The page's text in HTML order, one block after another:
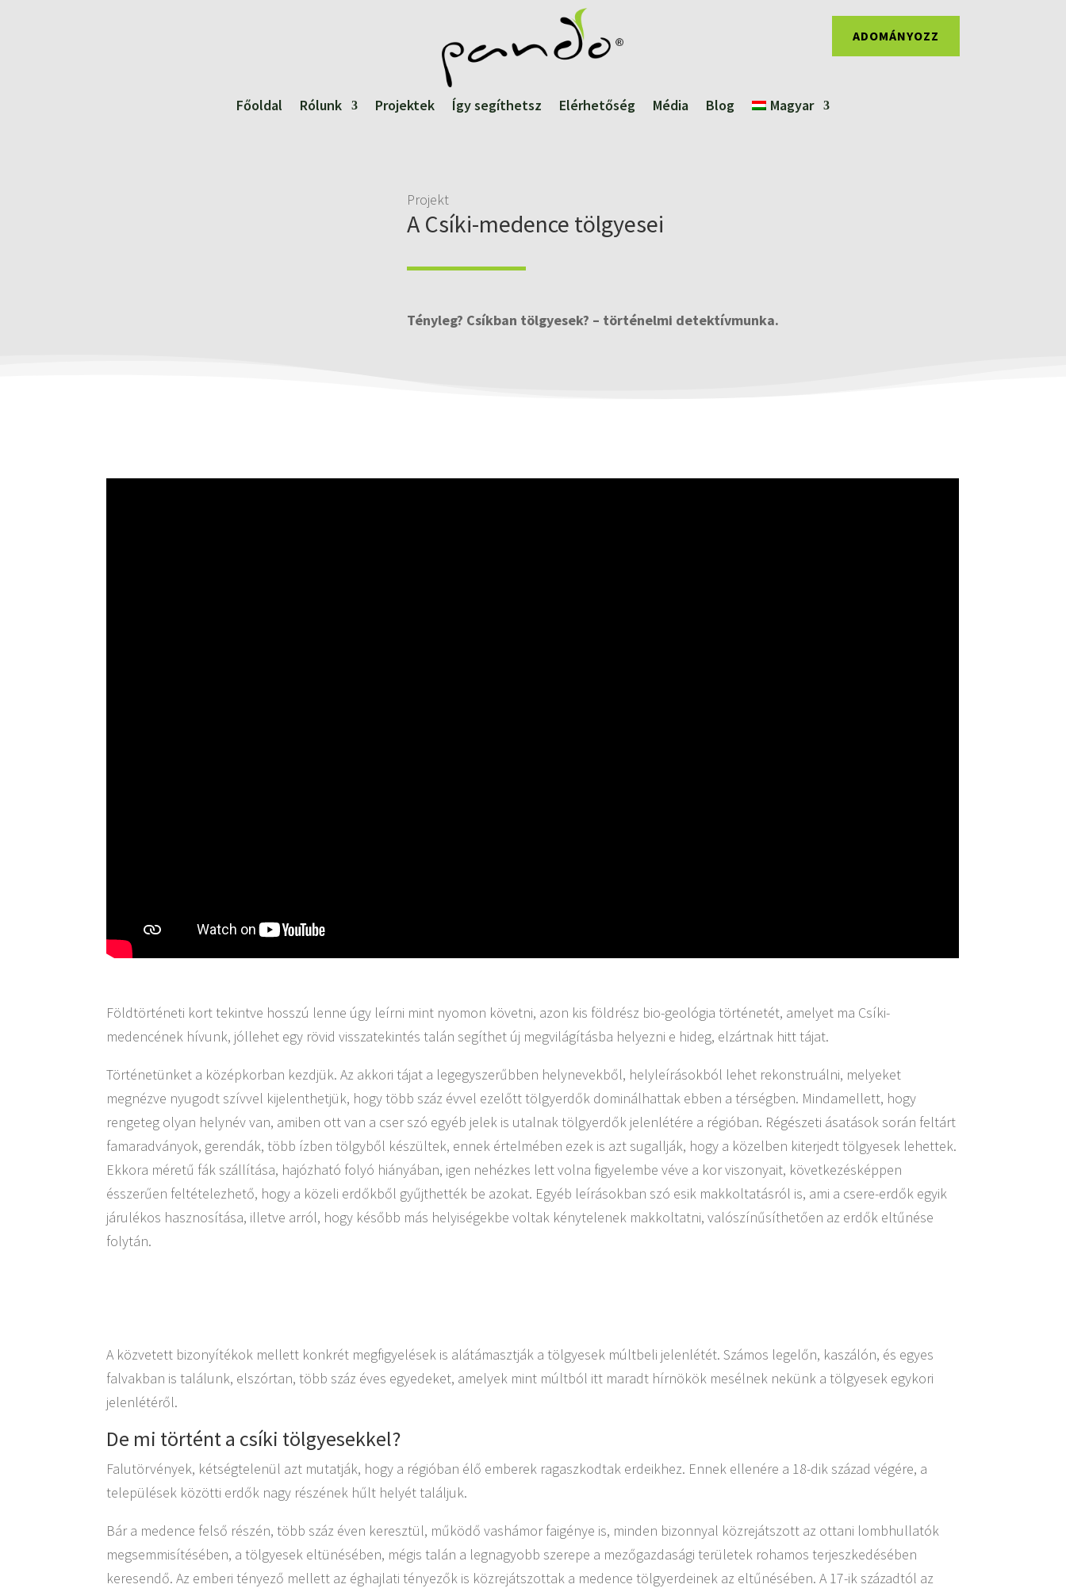
ADOMÁNYOZZ
Főoldal Rólunk Projektek Így segíthetsz Elérhetőség Média Blog Magyar
Projekt
A Csíki-medence tölgyesei
Tényleg? Csíkban tölgyesek? – történelmi detektívmunka.
Földtörténeti kort tekintve hosszú lenne úgy leírni mint nyomon követni, azon kis földrész bio-geológia történetét, amelyet ma Csíki-
medencének hívunk, jóllehet egy rövid visszatekintés talán segíthet új megvilágításba helyezni e hideg, elzártnak hitt tájat.
Történetünket a középkorban kezdjük. Az akkori tájat a legegyszerűbben helynevekből, helyleírásokból lehet rekonstruálni, melyeket
megnézve nyugodt szívvel kijelenthetjük, hogy több száz évvel ezelőtt tölgyerdők dominálhattak ebben a térségben. Mindamellett, hogy
rengeteg olyan helynév van, amiben ott van a cser szó egyéb jelek is utalnak tölgyerdők jelenlétére a régióban. Régészeti ásatások során feltárt
famaradványok, gerendák, több ízben tölgyből készültek, ennek értelmében ezek is azt sugallják, hogy a közelben kiterjedt tölgyesek lehettek.
Ekkora méretű fák szállítása, hajózható folyó hiányában, igen nehézkes lett volna figyelembe véve a kor viszonyait, következésképpen
ésszerűen feltételezhető, hogy a közeli erdőkből gyűjthették be azokat. Egyéb leírásokban szó esik makkoltatásról is, ami a csere-erdők egyik
járulékos hasznosítása, illetve arról, hogy később más helyiségekbe voltak kénytelenek makkoltatni, valószínűsíthetően az erdők eltűnése
folytán.
A közvetett bizonyítékok mellett konkrét megfigyelések is alátámasztják a tölgyesek múltbeli jelenlétét. Számos legelőn, kaszálón, és egyes
falvakban is találunk, elszórtan, több száz éves egyedeket, amelyek mint múltból itt maradt hírnökök mesélnek nekünk a tölgyesek egykori
jelenlétéről.
De mi történt a csíki tölgyesekkel?
Falutörvények, kétségtelenül azt mutatják, hogy a régióban élő emberek ragaszkodtak erdeikhez. Ennek ellenére a 18-dik század végére, a
települések közötti erdők nagy részének hűlt helyét találjuk.
Bár a medence felső részén, több száz éven keresztül, működő vashámor faigénye is, minden bizonnyal közrejátszott az ottani lombhullatók
megsemmisítésében, a tölgyesek eltünésében, mégis talán a legnagyobb szerepe a mezőgazdasági területek rohamos terjeszkedésében
keresendő. Az emberi tényező mellett az éghajlati tényezők is közrejátszottak a medence tölgyerdeinek az eltűnésében. A 17-ik századtól az